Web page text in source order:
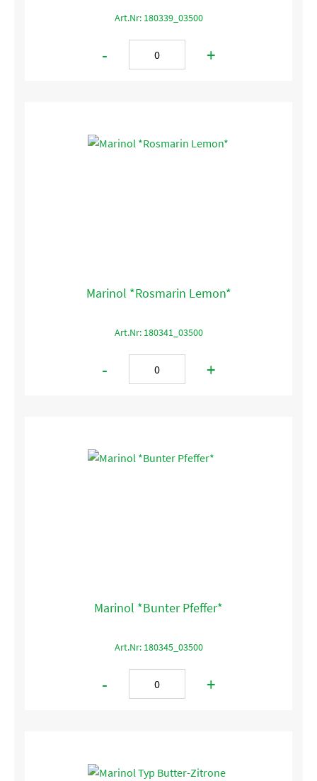
Art.Nr: 180339_03500
- +
Marinol *Rosmarin Lemon*
Art.Nr: 180341_03500
- +
Marinol *Bunter Pfeffer*
Art.Nr: 180345_03500
- +